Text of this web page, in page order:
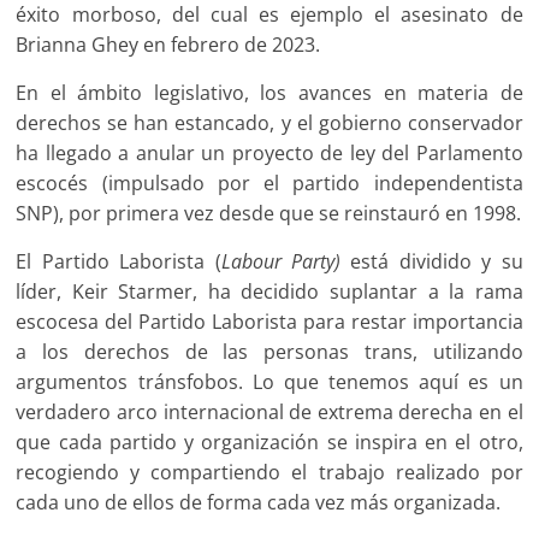
éxito morboso, del cual es ejemplo el asesinato de
Brianna Ghey en febrero de 2023.
En el ámbito legislativo, los avances en materia de
derechos se han estancado, y el gobierno conservador
ha llegado a anular un proyecto de ley del Parlamento
escocés (impulsado por el partido independentista
SNP), por primera vez desde que se reinstauró en 1998.
El Partido Laborista (Labour Party) está dividido y su
líder, Keir Starmer, ha decidido suplantar a la rama
escocesa del Partido Laborista para restar importancia
a los derechos de las personas trans, utilizando
argumentos tránsfobos. Lo que tenemos aquí es un
verdadero arco internacional de extrema derecha en el
que cada partido y organización se inspira en el otro,
recogiendo y compartiendo el trabajo realizado por
cada uno de ellos de forma cada vez más organizada.